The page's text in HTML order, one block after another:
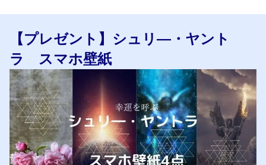
【プレゼント】シュリ―・ヤント
ラ スマホ壁紙